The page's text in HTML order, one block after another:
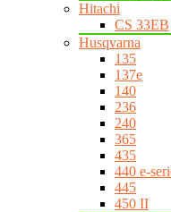
Hitachi
CS 33EB
Husqvarna
135
137e
140
236
240
365
435
440 e-
445
450 II